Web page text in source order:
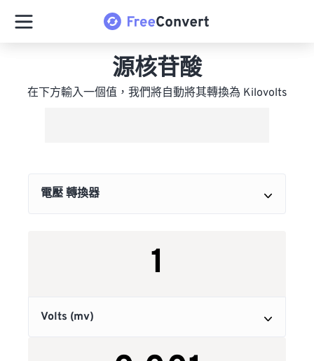
源核苷酸
在下方輸入一個值，我們將自動將其轉換為 Kilovolts